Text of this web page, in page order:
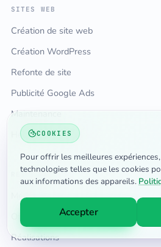
SITES WEB
Création de site web
Création WordPress
Refonte de site
Publicité Google Ads
Maintenance
Hébergement web
RESSOURCES
Méthode
Offres & tarifs
Réalisations
COOKIES
Pour offrir les meilleures
technologies telles que les cookies
aux informations des appareils.
Accepter